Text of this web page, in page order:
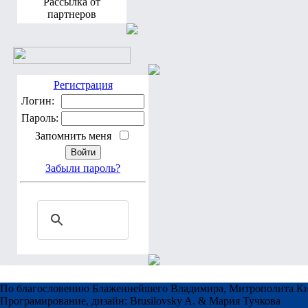
партнеров
Регистрация
Логин:
Пароль:
Запомнить меня
Забыли пароль?
По благословению Блаженнейшего Владимира, Митрополита
Програмирование, дизайн: Brusilovsky A. & Мария Тучкова